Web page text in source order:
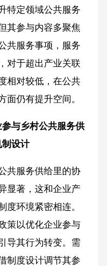
特定领域公共服务
其参与内容多聚焦
共服务事项，服务
对于超出产业关联
相对较低，在公共
面仍有提升空间。
与乡村公共服务供
设计
服务供给里的协
显著，这和企业产
度环境紧密相连。
策以优化企业参与
导其行为转变。需
制度设计调节其参